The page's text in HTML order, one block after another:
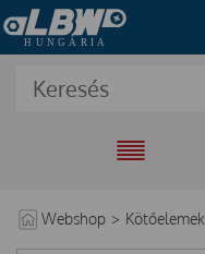
EGYÜTT A
Webshop > Kötőelemek